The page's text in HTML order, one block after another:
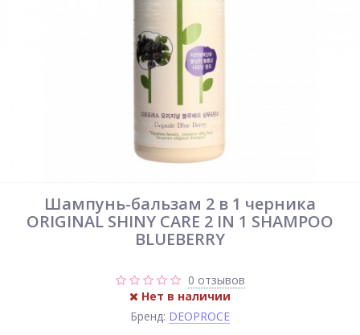
Шампунь-бальзам 2 в 1 черника
ORIGINAL SHINY CARE 2 IN 1 SHAMPOO
BLUEBERRY
0 отзывов
Нет в наличии
Бренд: DEOPROCE